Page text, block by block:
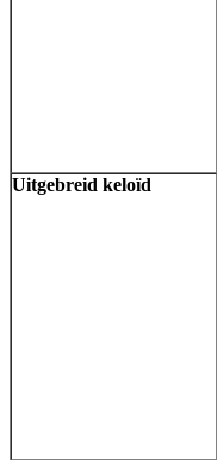
Uitgebreid keloïd